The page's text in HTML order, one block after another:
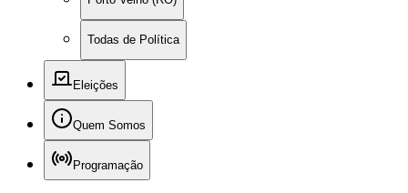
Todas de Política
Eleições
Quem Somos
Programação